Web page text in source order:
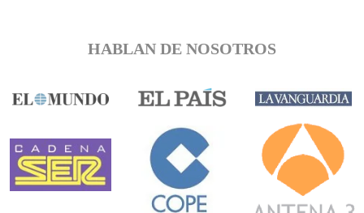
HABLAN DE NOSOTROS